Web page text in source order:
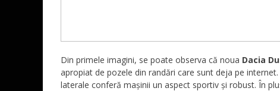
Din primele imagini, se poate observa că noua Dacia
apropiat de pozele din randări care sunt deja pe
laterale conferă mașinii un aspect sportiv și robust. În